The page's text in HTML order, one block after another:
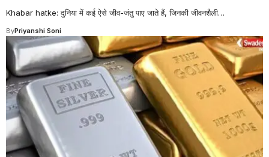
Khabar hatke: दुनिया में कई ऐसे जीव-जंतु पाए जाते हैं, जिनकी जीवनशैली…
ByPriyanshi Soni